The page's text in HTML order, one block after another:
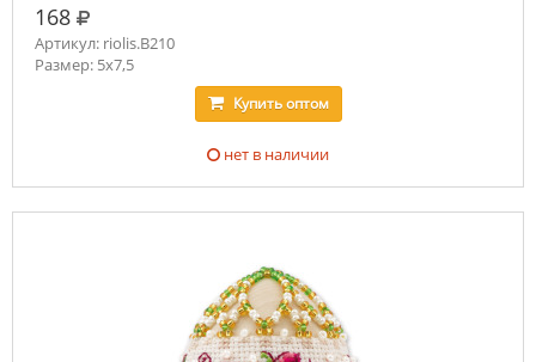
168 руб.
Артикул: riolis.В210
Размер: 5х7,5
Купитьоптом
нет в наличии